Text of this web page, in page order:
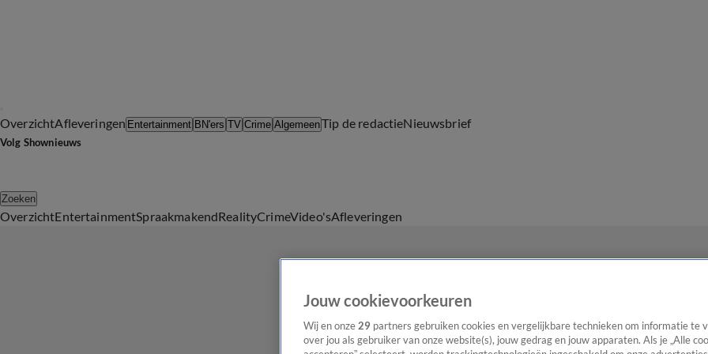
OverzichtAfleveringen Entertainment BN'ers TV Crime AlgemeenTip de redactieNieuwsbrief
Volg Shownieuws
Zoeken
OverzichtEntertainmentSpraakmakendRealityCrimeVideo'sAfleveringen
Jouw cookievoorkeuren
Wij en onze 29 partners gebruiken cookies en vergelijkbare technieken om informatie te
over jou als gebruiker van onze website(s), jouw gedrag en jouw apparaten. Als je „Alle